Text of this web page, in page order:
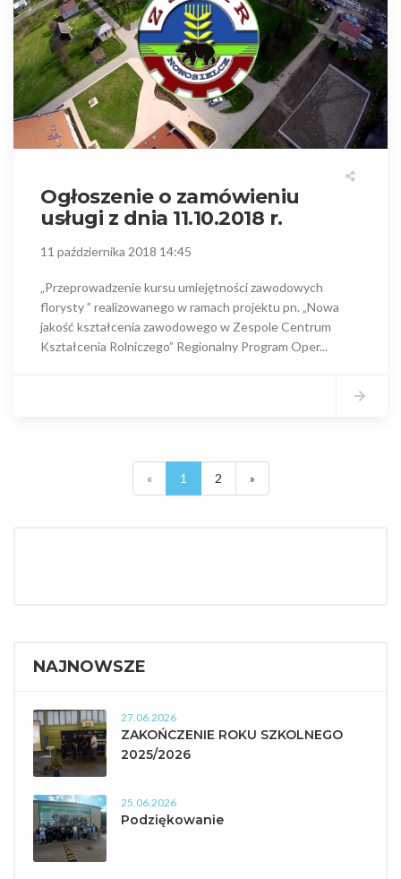
Ogłoszenie o zamówieniu
usługi z dnia 11.10.2018 r.
11 października 2018 14:45
„Przeprowadzenie kursu umiejętności zawodowych
florysty ” realizowanego w ramach projektu pn. „Nowa
jakość kształcenia zawodowego w Zespole Centrum
Kształcenia Rolniczego” Regionalny Program Oper...
« 1 2 »
NAJNOWSZE
27.06.2026
ZAKOŃCZENIE ROKU SZKOLNEGO
2025/2026
25.06.2026
Podziękowanie